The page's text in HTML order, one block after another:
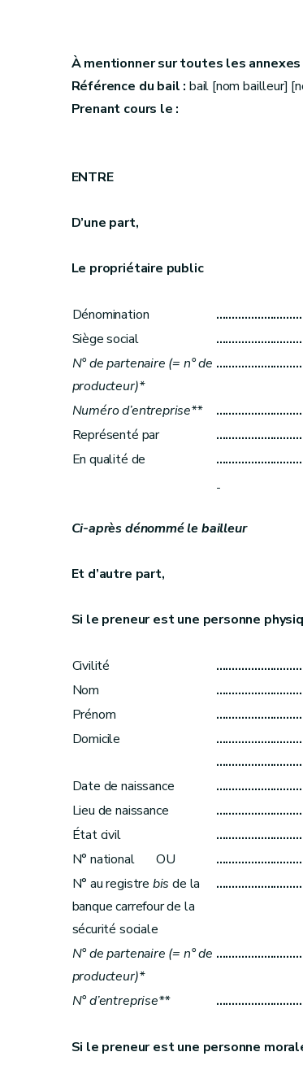
À mentionner sur toutes les
Référence du bail : bail [nom bailleur]
Prenant cours le :
ENTRE
D’une part,
Le propriétaire public
Dénomination
Siège social
N° de partenaire (= n° de
producteur)*
Numéro d’entreprise**
Représenté par
En qualité de
Ci-après dénommé le bailleur
Et d’autre part,
Si le preneur est une personne
Civilité
Nom
Prénom
Domicile
Date de naissance
Lieu de naissance
État civil
N° national OU
N° au registre bisde la
banque carrefour de la
sécurité sociale
N° de partenaire (= n° de
producteur)*
N° d’entreprise**
Si le preneur est une personne